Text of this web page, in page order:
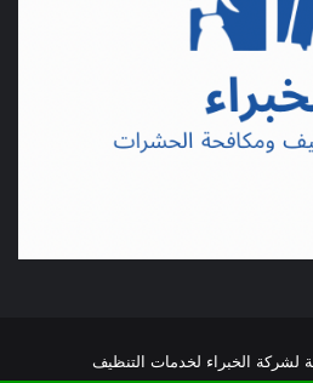
الخبراء لخدمات التنظيف